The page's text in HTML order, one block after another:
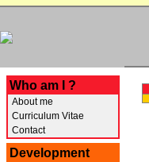
Who am I ?
About me
Curriculum Vitae
Contact
Development